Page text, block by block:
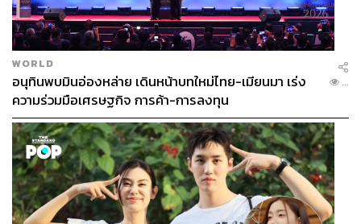
WORLD
อนุทินพบมินอ่องหล่าย เดินหน้าบทใหม่ไทย-เมียนมา เร่ง
ความร่วมมือเศรษฐกิจ การค้า-การลงทุน
...